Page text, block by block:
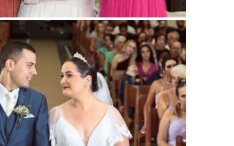
Guardar